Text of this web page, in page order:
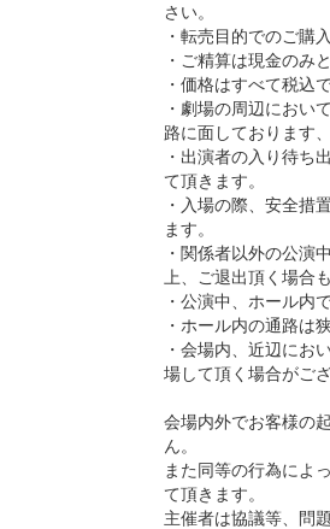
さい。
・転売目的でのご購
・ご精算は現金のみ
・価格はすべて税込で
・劇場の周辺におい
路に面しております
・出演者の入り待ち
て頂きます。
・入場の際、安全措
ます。
・関係者以外の公演
上、ご退出頂く場合
・公演中、ホール内
・ホール内の通路は
・会場内、近辺にお
場して頂く場合がご
会場内外でお客様の
ん。
また同等の行為によ
て頂きます。
主催者は協議等、問